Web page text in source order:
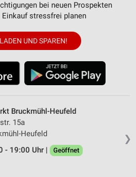
bei neuen Prospekten
stressfrei planen
UND SPAREN!
❯
Bruckmühl-Heufeld
15a
Heufeld
- 19:00 Uhr |
Geöffnet